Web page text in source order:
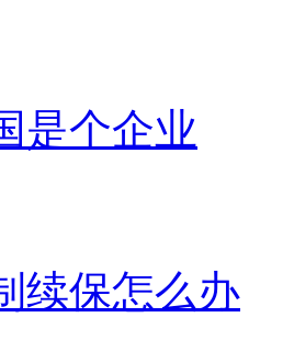
是个企业
续保怎么办